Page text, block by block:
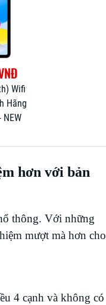
Wifi
Hãng
hơn với bản
thông. Với những
mượt mà hơn cho
4 cạnh và không có